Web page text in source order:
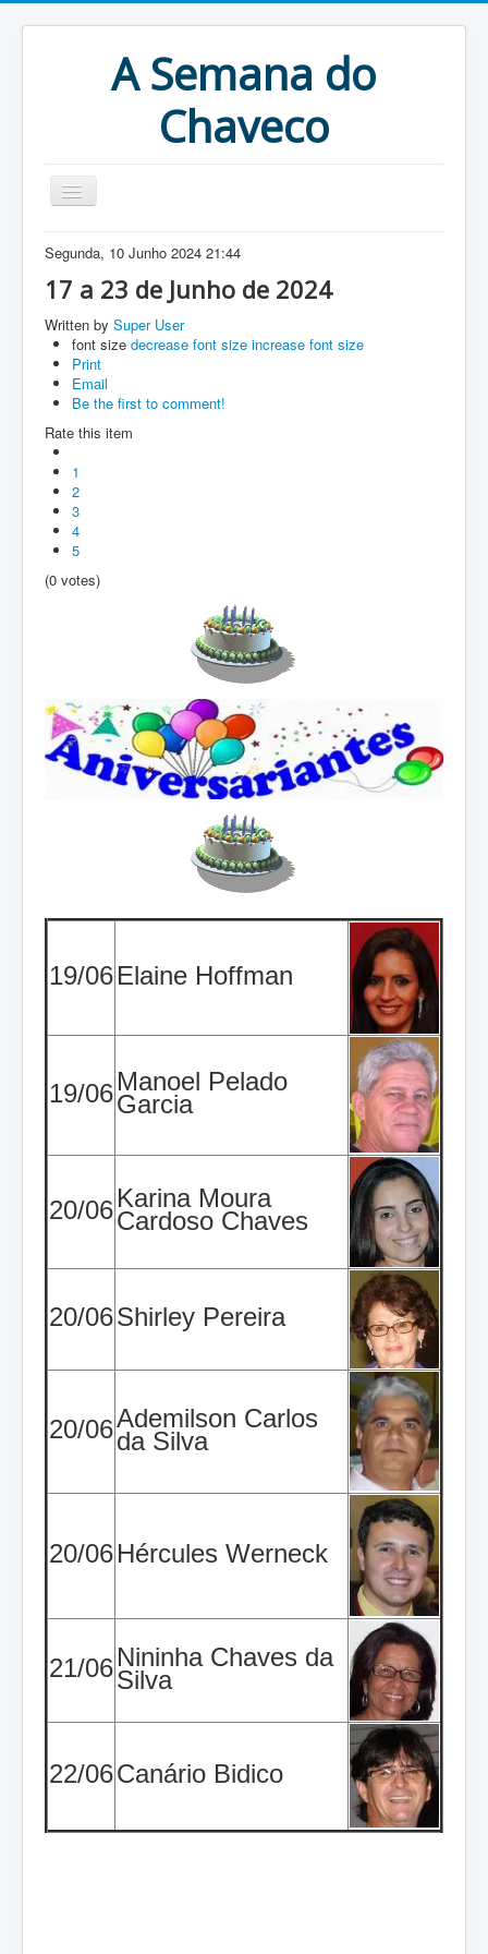
A Semana do
Chaveco
Home
Anteriores
Antigonas
Segunda, 10 Junho 2024 21:44
17 a 23 de Junho de 2024
Written by Super User
font size decrease font size increase font size
Print
Email
Be the first to comment!
Rate this item
1
2
3
4
5
(0 votes)
19/06Elaine Hoffman
19/06Manoel Pelado
Garcia
20/06Karina Moura
Cardoso Chaves
20/06Shirley Pereira
20/06Ademilson Carlos
da Silva
20/06Hércules Werneck
21/06Nininha Chaves da
Silva
22/06Canário Bidico